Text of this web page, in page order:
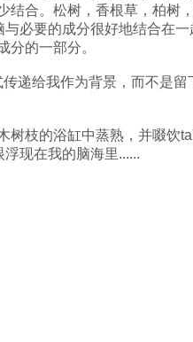
结合。松树，香根草，柏树
必要的成分很好地结合在
的一部分。
递给我作为背景，而不是留
树枝的浴缸中蒸熟，并啜饮
现在我的脑海里......